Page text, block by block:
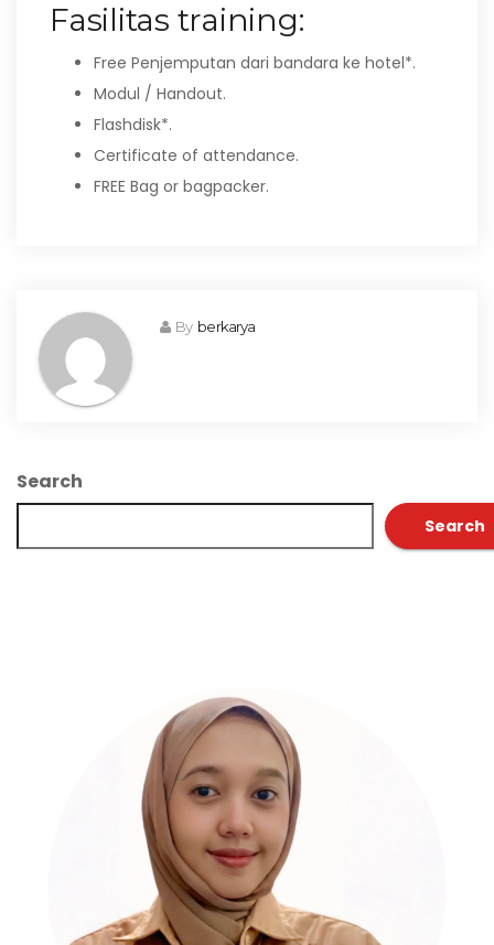
Fasilitas training:
Free Penjemputan dari bandara ke hotel*.
Modul / Handout.
Flashdisk*.
Certificate of attendance.
FREE Bag or bagpacker.
By berkarya
Search
Search